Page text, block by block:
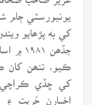
يونيورسٽي
کي به پڙھايو
جڏھن
ڪيو، تنھن کان
کي ڇڏي